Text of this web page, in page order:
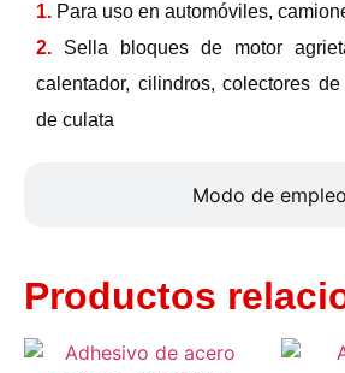
Modo de empleo
1. Para uso en automóviles,
2. Sella bloques de motor
calentador, cilindros, colectores
de culata
Productos